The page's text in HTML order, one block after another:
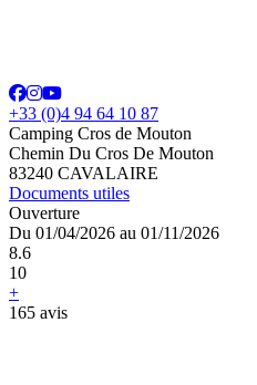
+33 (0)4 94 64 10 87
Camping Cros de Mouton
Chemin Du Cros De Mouton
83240 CAVALAIRE
Documents utiles
Ouverture
Du 01/04/2026 au 01/11/2026
8.6
10
+
165 avis